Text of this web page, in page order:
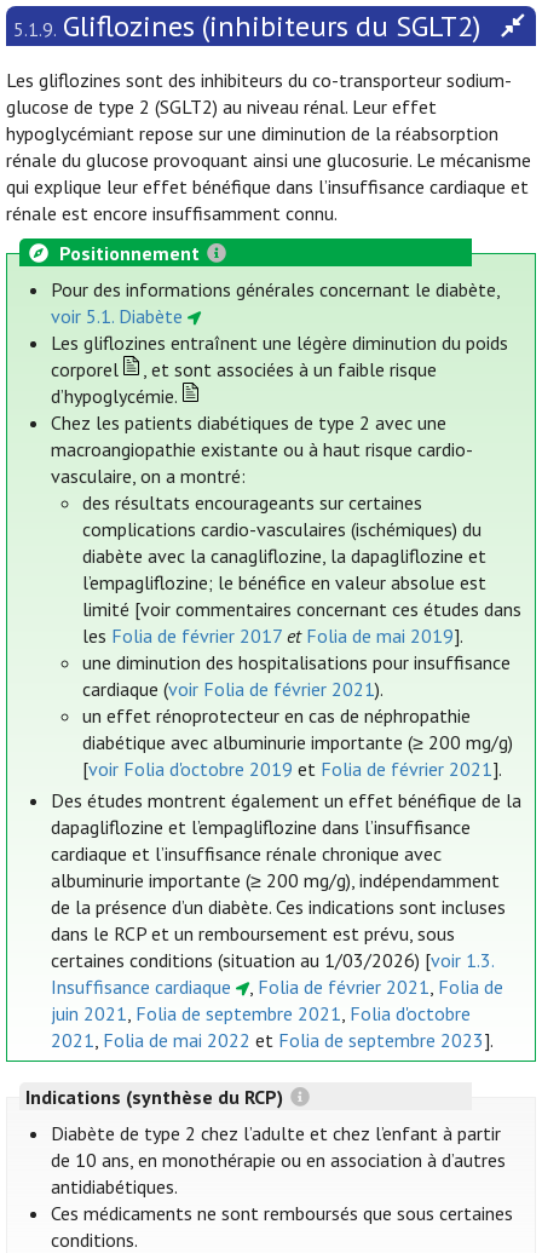
5.1.9. Gliflozines (inhibiteurs du SGLT2)
Les gliflozines sont des inhibiteurs du co-transporteur sodium-
glucose de type 2 (SGLT2) au niveau rénal. Leur effet
hypoglycémiant repose sur une diminution de la réabsorption
rénale du glucose provoquant ainsi une glucosurie. Le mécanisme
qui explique leur effet bénéfique dans l’insuffisance cardiaque et
rénale est encore insuffisamment connu.
Positionnement
Pour des informations générales concernant le diabète,
voir 5.1. Diabète
Les gliflozines entraînent une légère diminution du poids
corporel
, et sont associées à un faible risque
d’hypoglycémie.
Chez les patients diabétiques de type 2 avec une
macroangiopathie existante ou à haut risque cardio-
vasculaire, on a montré:
des résultats encourageants sur certaines
complications cardio-vasculaires (ischémiques) du
diabète avec la canagliflozine, la dapagliflozine et
l’empagliflozine; le bénéfice en valeur absolue est
limité [voir commentaires concernant ces études dans
les Folia de février 2017 et Folia de mai 2019].
une diminution des hospitalisations pour insuffisance
cardiaque (voir Folia de février 2021).
un effet rénoprotecteur en cas de néphropathie
diabétique avec albuminurie importante (≥ 200 mg/g)
[voir Folia d'octobre 2019 et Folia de février 2021].
Des études montrent également un effet bénéfique de la
dapagliflozine et l’empagliflozine dans l’insuffisance
cardiaque et l’insuffisance rénale chronique avec
albuminurie importante (≥ 200 mg/g), indépendamment
de la présence d’un diabète. Ces indications sont incluses
dans le RCP et un remboursement est prévu, sous
certaines conditions (situation au 1/03/2026) [voir 1.3.
Insuffisance cardiaque
, Folia de février 2021, Folia de
juin 2021, Folia de septembre 2021, Folia d'octobre
2021, Folia de mai 2022 et Folia de septembre 2023].
Indications (synthèse du RCP)
Diabète de type 2 chez l’adulte et chez l’enfant à partir
de 10 ans, en monothérapie ou en association à d’autres
antidiabétiques.
Ces médicaments ne sont remboursés que sous certaines
conditions.